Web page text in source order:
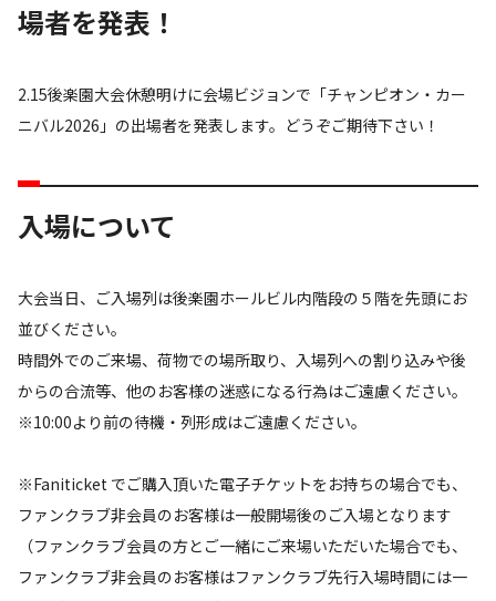
場者を発表！
2.15後楽園大会休憩明けに会場ビジョンで「チャンピオン・カー
ニバル2026」の出場者を発表します。どうぞご期待下さい！
入場について
大会当日、ご入場列は後楽園ホールビル内階段の５階を先頭にお
並びください。
時間外でのご来場、荷物での場所取り、入場列への割り込みや後
からの合流等、他のお客様の迷惑になる行為はご遠慮ください。
※10:00より前の待機・列形成はご遠慮ください。
※Faniticket でご購入頂いた電子チケットをお持ちの場合でも、
ファンクラブ非会員のお客様は一般開場後のご入場となります
（ファンクラブ会員の方とご一緒にご来場いただいた場合でも、
ファンクラブ非会員のお客様はファンクラブ先行入場時間には一